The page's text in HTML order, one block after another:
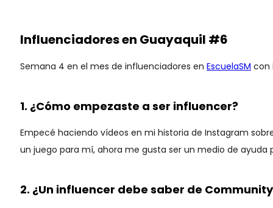
Influenciadores en Guayaquil #6
Semana 4 en el mes de influenciadores en EscuelaSM con
1. ¿Cómo empezaste a ser influencer?
Empecé haciendo vídeos en mi historia de Instagram
un juego para mí, ahora me gusta ser un medio de ayuda
2. ¿Un influencer debe saber de